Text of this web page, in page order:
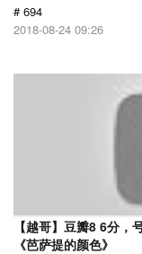
# 694
2018-08-24 09:26
【越哥】豆瓣8 6分，
《芭萨提的颜色》